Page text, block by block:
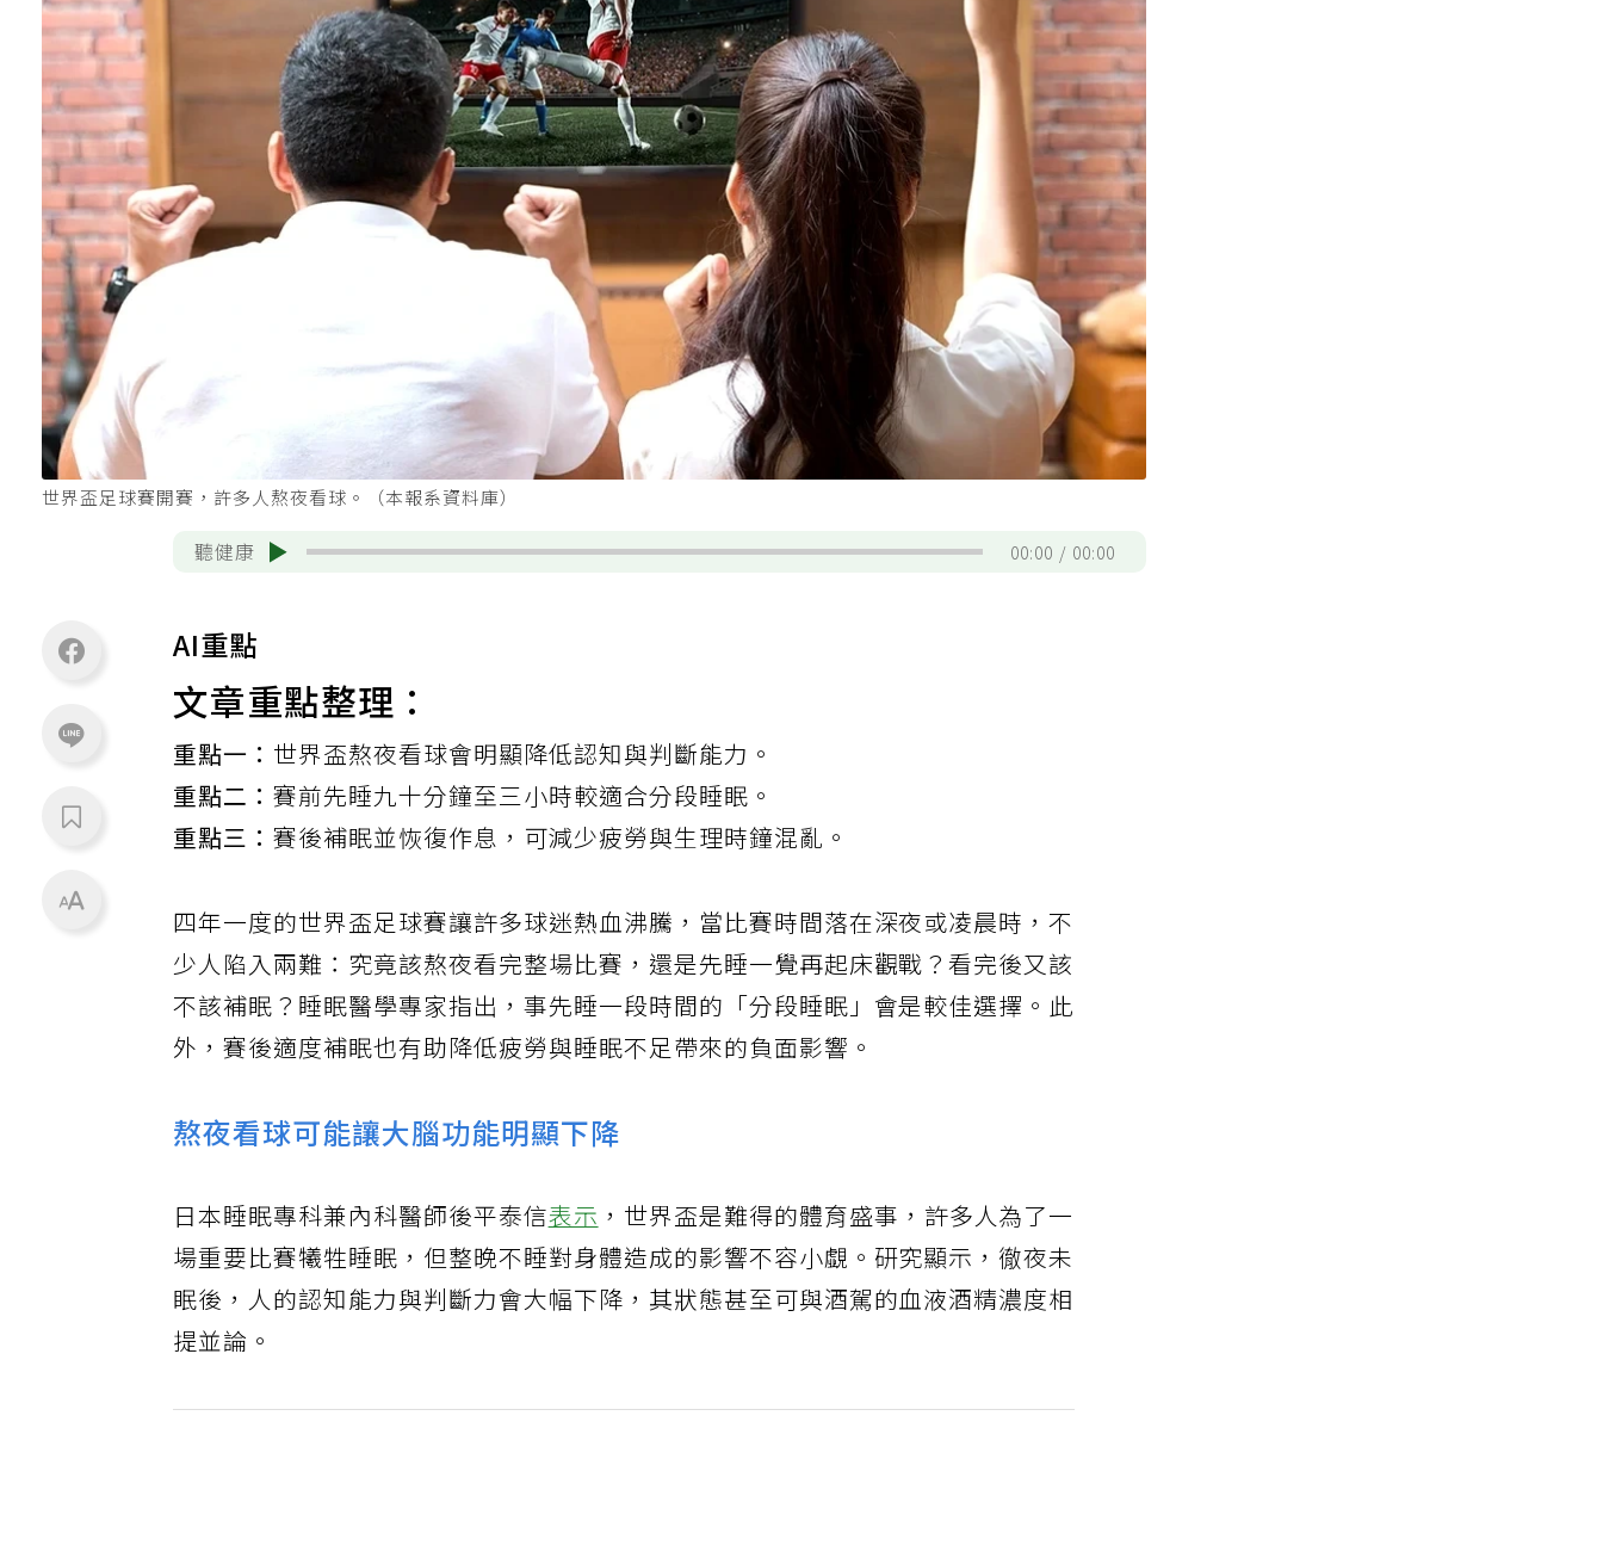
世界盃足球賽開賽，許多人熬夜看球。（本報系資料庫）
聽健康 00:00 00:00
AI重點
文章重點整理：
重點一： 世界盃熬夜看球會明顯降低認知與判斷能力。
重點二：賽前先睡九十分鐘至三小時較適合分段睡眠。
重點三：賽後補眠並恢復作息，可減少疲勞與生理時鐘混亂。
四年一度的世界盃足球賽讓許多球迷熱血沸騰，當比賽時間落在深夜或凌晨時，不
少人陷入兩難：究竟該熬夜看完整場比賽，還是先睡一覺再起床觀戰？看完後又該
不該補眠？睡眠醫學專家指出，事先睡一段時間的「分段睡眠」會是較佳選擇。此
外，賽後適度補眠也有助降低疲勞與睡眠不足帶來的負面影響。
熬夜看球可能讓大腦功能明顯下降
日本睡眠專科兼內科醫師後平泰信表示 ，世界盃是難得的體育盛事，許多人為了一
場重要比賽犧牲睡眠，但整晚不睡對身體造成的影響不容小覷。研究顯示，徹夜未
眠後，人的認知能力與判斷力會大幅下降，其狀態甚至可與酒駕的血液酒精濃度相
提並論。